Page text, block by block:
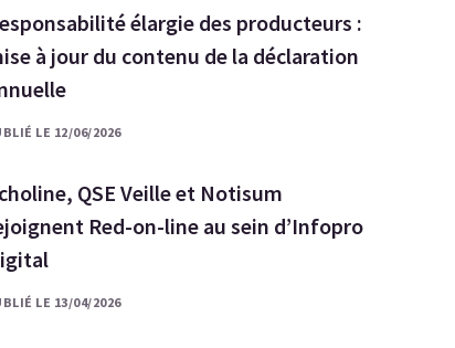
élargie des producteurs :
à jour du contenu de la déclaration
LE 12/06/2026
QSE Veille et Notisum
Red-on-line au sein d’Infopro
LE 13/04/2026